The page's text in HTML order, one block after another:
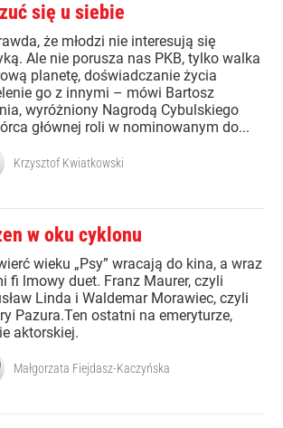
się u siebie
że młodzi nie interesują się
Ale nie porusza nas PKB, tylko walka
planetę, doświadczanie życia
go z innymi – mówi Bartosz
wyróżniony Nagrodą Cybulskiego
głównej roli w nominowanym do...
Krzysztof Kwiatkowski
w oku cyklonu
wieku „Psy” wracają do kina, a wraz
fi lmowy duet. Franz Maurer, czyli
Linda i Waldemar Morawiec, czyli
Pazura.Ten ostatni na emeryturze,
aktorskiej.
Małgorzata Fiejdasz-Kaczyńska